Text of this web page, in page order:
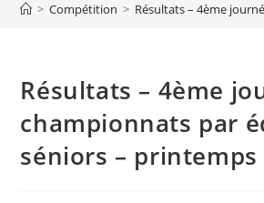
> Compétition > Résultats – 4ème
Résultats – 4ème
championnats par
séniors – printemps